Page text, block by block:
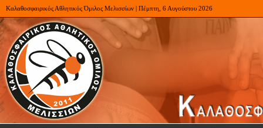
Καλαθοσφαιρικός Αθλητικός Όμιλος Μελισσίων | Πέμπτη, 6 Αυγούστου 2026